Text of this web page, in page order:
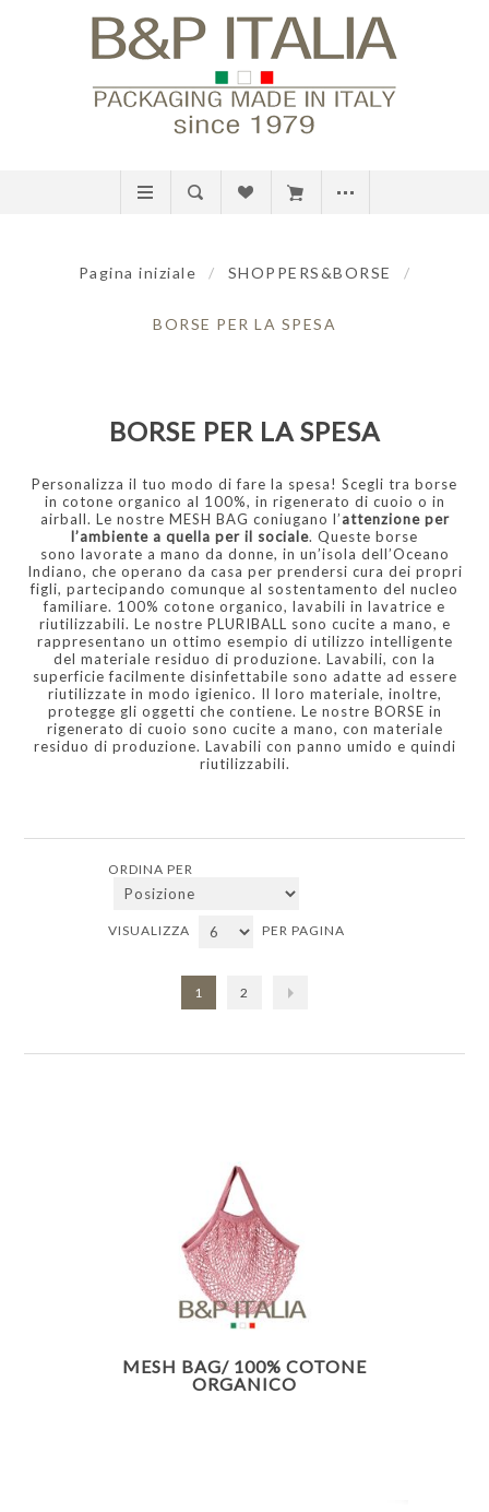
Pagina iniziale / SHOPPERS&BORSE /
BORSE PER LA SPESA
BORSE PER LA SPESA
Personalizza il tuo modo di fare la spesa! Scegli tra borse
in cotone organico al 100%, in rigenerato di cuoio o in
airball. Le nostre MESH BAG coniugano l’attenzione per
l’ambiente a quella per il sociale. Queste borse
sono lavorate a mano da donne, in un’isola dell’Oceano
Indiano, che operano da casa per prendersi cura dei propri
figli, partecipando comunque al sostentamento del nucleo
familiare. 100% cotone organico, lavabili in lavatrice e
riutilizzabili. Le nostre PLURIBALL sono cucite a mano, e
rappresentano un ottimo esempio di utilizzo intelligente
del materiale residuo di produzione. Lavabili, con la
superficie facilmente disinfettabile sono adatte ad essere
riutilizzate in modo igienico. Il loro materiale, inoltre,
protegge gli oggetti che contiene. Le nostre BORSE in
rigenerato di cuoio sono cucite a mano, con materiale
residuo di produzione. Lavabili con panno umido e quindi
riutilizzabili.
ORDINA PER
VISUALIZZA PER PAGINA
1 2
MESH BAG/ 100% COTONE
ORGANICO